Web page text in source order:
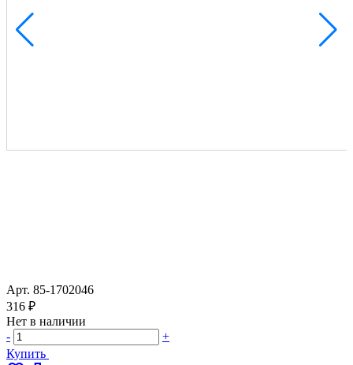
Арт. 85-1702046
316 ₽
Нет в наличии
-
+
Купить